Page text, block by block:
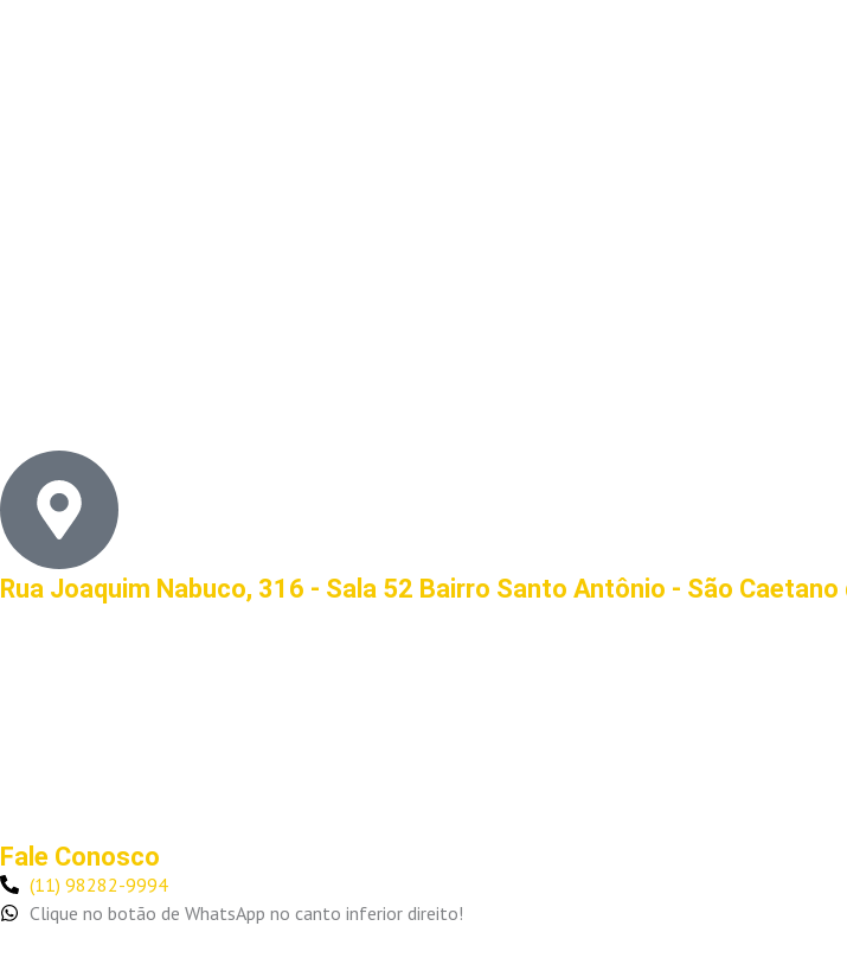
Rua Joaquim Nabuco, 316 - Sala 52 Bairro Santo Antônio - São
Fale Conosco
(11) 98282-9994
Clique no botão de WhatsApp no canto inferior direito!